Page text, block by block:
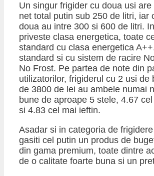
Un singur frigider cu doua usi are
net total putin sub 250 de litri, iar
doua au intre 300 si 600 de litri.
priveste clasa energetica, toate
standard cu clasa energetica
standard si cu sistem de racire
No Frost. Pe partea de note din
utilizatorilor, frigiderul cu 2 usi de
de 3800 de lei au ambele numai
bune de aproape 5 stele, 4.67
si 4.83 cel mai ieftin.
Asadar si in categoria de
gasiti cel putin un produs de
din gama premium, toate dintre
de o calitate foarte buna si un